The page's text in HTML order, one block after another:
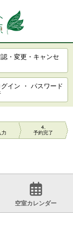
・変更・キャンセ
イン ・ パスワード
力
4
予約完了
空室カレンダー